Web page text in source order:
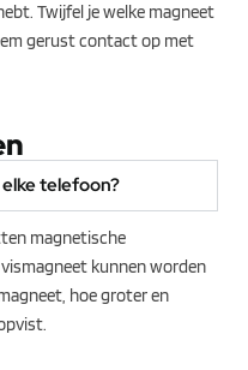
Twijfel je welke magneet
gerust contact op met
telefoon?
magnetische
kunnen worden
hoe groter en